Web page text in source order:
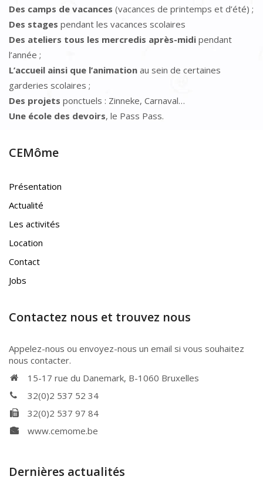
Des camps de vacances (vacances de printemps et d’été) ;
Des stages pendant les vacances scolaires
Des ateliers tous les mercredis après-midi pendant
l’année ;
L’accueil ainsi que l’animation au sein de certaines
garderies scolaires ;
Des projets ponctuels : Zinneke, Carnaval…
Une école des devoirs, le Pass Pass.
CEMôme
Présentation
Actualité
Les activités
Location
Contact
Jobs
Contactez nous et trouvez nous
Appelez-nous ou envoyez-nous un email si vous souhaitez
nous contacter.
15-17 rue du Danemark, B-1060 Bruxelles
32(0)2 537 52 34
32(0)2 537 97 84
www.cemome.be
Dernières actualités